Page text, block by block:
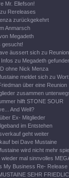
Mr. Ellefson!
Rereleases
zurückgekehrt
Anmarsch
Megadeth
gesucht!
äussert sich zu Reunion
zu Megadeth
ohne Nick Menza
meldet sich zu Wort
über eine Reunion
zusammen
hilft STONE SOUR
And Well?
Ex- Mitglieder
im Entstehen
geht weiter
bei Dave Mustaine
wird nicht mehr
wieder mal sinnvolles
My Business Re- Release
SEHR